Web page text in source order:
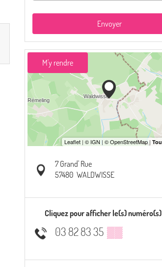
Envoyer
M'y rendre
7 Grand' Rue
57480 WALDWISSE
Cliquez pour afficher le(s) numéro(s)
03 82 83 35 ▒▒